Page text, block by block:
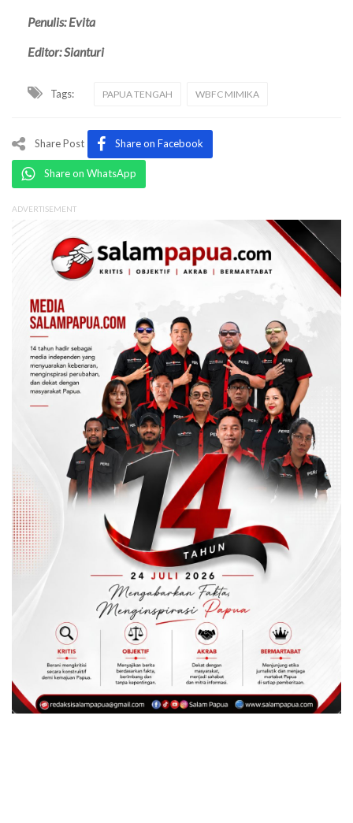
Penulis: Evita
Editor: Sianturi
Tags: PAPUA TENGAH WBFC MIMIKA
Share Post Share on Facebook
Share on WhatsApp
ADVERTISEMENT